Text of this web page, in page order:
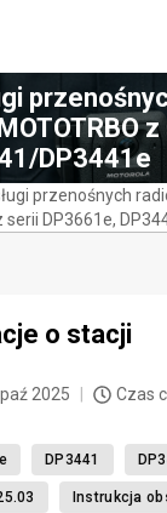
DP3441e
przenośnych
serii DP3661e,
o stacji
2025
Czas
DP3441
Instrukcja